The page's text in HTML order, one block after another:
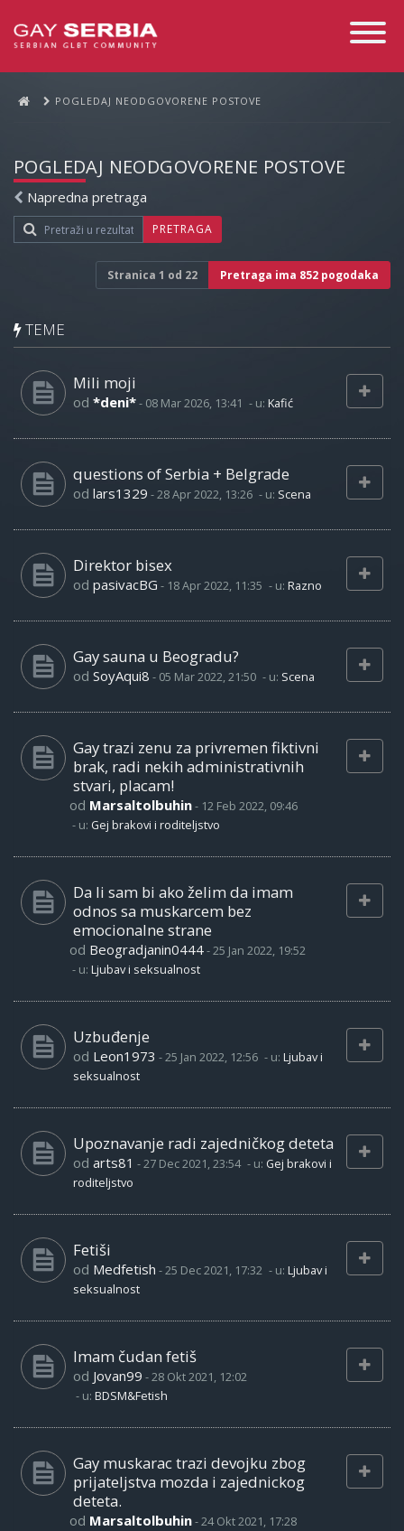
Toggle
POGLEDAJ NEODGOVORENE POSTOVE
POGLEDAJ NEODGOVORENE POSTOVE
Napredna pretraga
PRETRAGA
Stranica 1 od 22 Pretraga ima 852 pogodaka
TEME
Mili moji
od *deni*- 08 Mar 2026, 13:41 - u: Kafić
questions of Serbia + Belgrade
od lars1329 -28 Apr 2022, 13:26 - u: Scena
Direktor bisex
od pasivacBG - 18 Apr 2022, 11:35 - u: Razno
Gay sauna u Beogradu?
od SoyAqui8 - 05 Mar 2022, 21:50 - u: Scena
Gay trazi zenu za privremen fiktivni
brak, radi nekih administrativnih
stvari, placam!
od Marsaltolbuhin- 12 Feb 2022, 09:46
- u: Gej brakovi i roditeljstvo
Da li sam bi ako želim da imam
odnos sa muskarcem bez
emocionalne strane
od Beogradjanin0444-25 Jan 2022, 19:52
- u: Ljubav i seksualnost
Uzbuđenje
od Leon1973 -25 Jan 2022, 12:56 - u: Ljubav i
seksualnost
Upoznavanje radi zajedničkog deteta
od arts81 -27 Dec 2021, 23:54 - u: Gej brakovi i
roditeljstvo
Fetiši
od Medfetish -25 Dec 2021, 17:32 - u: Ljubav i
seksualnost
Imam čudan fetiš
od Jovan99 -28 Okt 2021, 12:02
- u: BDSM&Fetish
Gay muskarac trazi devojku zbog
prijateljstva mozda i zajednickog
deteta.
od Marsaltolbuhin-24 Okt 2021, 17:28